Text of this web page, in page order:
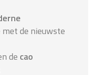
met de nieuwste
de cao